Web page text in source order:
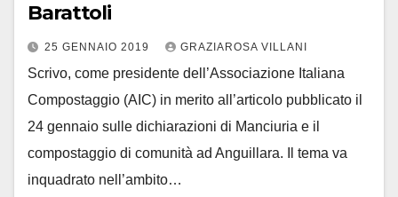
Barattoli
25 GENNAIO 2019 GRAZIAROSA VILLANI
Scrivo, come presidente dell’Associazione Italiana
Compostaggio (AIC) in merito all’articolo pubblicato il
24 gennaio sulle dichiarazioni di Manciuria e il
compostaggio di comunità ad Anguillara. Il tema va
inquadrato nell’ambito…